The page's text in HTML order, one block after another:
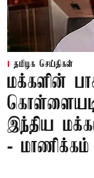
தமிழக செய்திகள்
மக்களின்
இந்திய
- மாணிக்கம்